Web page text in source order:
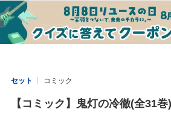
セット コミック
【コミック】鬼灯の冷徹(全31巻